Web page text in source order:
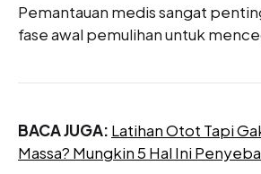
Pemantauan medis sangat
fase awal pemulihan untuk
BACA JUGA: Latihan Otot Tapi
Massa? Mungkin 5 Hal Ini